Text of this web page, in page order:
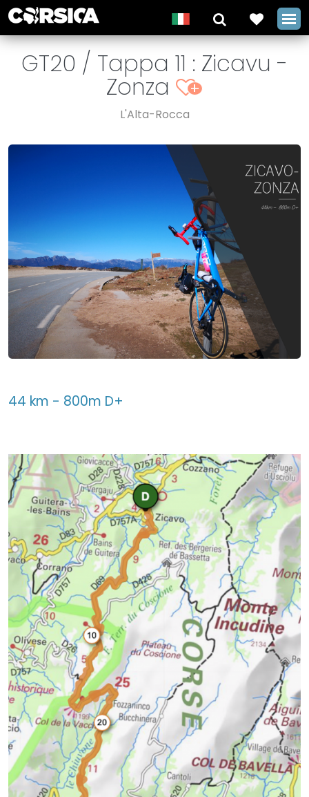
GT20 / Tappa 11 : Zicavu -
Zonza +
L'Alta-Rocca
44 km - 800m D+